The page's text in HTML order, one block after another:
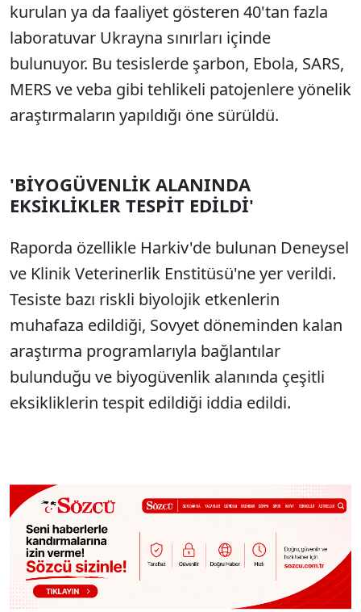
kurulan ya da faaliyet gösteren 40'tan fazla
laboratuvar Ukrayna sınırları içinde
bulunuyor. Bu tesislerde şarbon, Ebola, SARS,
MERS ve veba gibi tehlikeli patojenlere yönelik
araştırmaların yapıldığı öne sürüldü.
'BİYOGÜVENLİK ALANINDA
EKSİKLİKLER TESPİT EDİLDİ'
Raporda özellikle Harkiv'de bulunan Deneysel
ve Klinik Veterinerlik Enstitüsü'ne yer verildi.
Tesiste bazı riskli biyolojik etkenlerin
muhafaza edildiği, Sovyet döneminden kalan
araştırma programlarıyla bağlantılar
bulunduğu ve biyogüvenlik alanında çeşitli
eksikliklerin tespit edildiği iddia edildi.